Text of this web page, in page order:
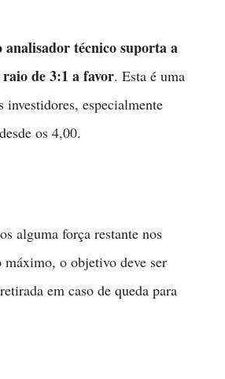
analisador técnico suporta a
de 3:1 a favor. Esta é uma
investidores, especialmente
os 4,00.
alguma força restante nos
o objetivo deve ser
em caso de queda para